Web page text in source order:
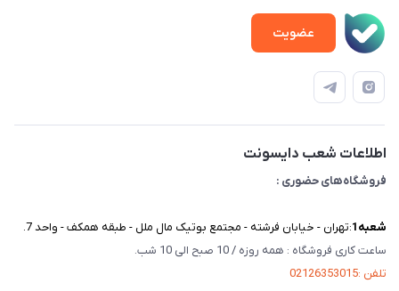
ویدئو‌های آموزشی
دفترچه راهنمای محصولات
درباره ما
تماس با ما
حساب کاربری
قوانین و مقررات
عضویت
اطلاعات شعب دایسونت
فروشگاه‌های حضوری :
شعبه‌1 :تهران - خیابان فرشته - مجتمع بوتیک مال ملل - طبقه همکف - واحد 7.
ساعت کاری فروشگاه : همه روزه / 10 صبح الی 10 شب.
تلفن :02126353015